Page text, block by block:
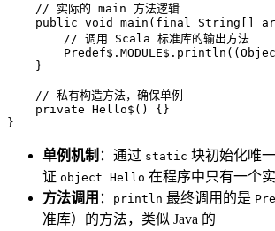
// 实际的 main 方法逻辑
public void main ( final String[]
// 调用 Scala 标准库的输出方法
    }
// 私有构造方法，确保单例
private Hello$() {}
}
单例机制 ：通过 static 块初始化唯
证 object Hello 在程序中只有一个实
方法调用 ： println 最终调用的是
准库）的方法，类似 Java 的